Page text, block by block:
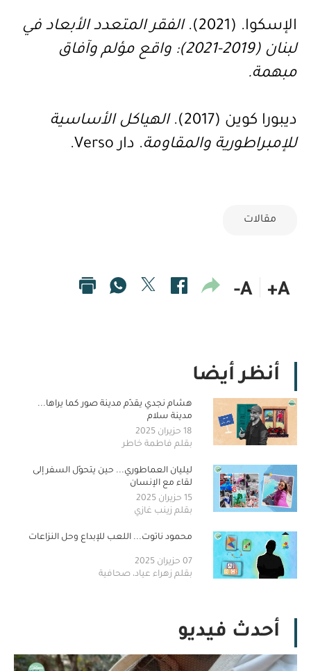
الإسكوا. (2021).
الفقر المتعدد الأبعاد في
لبنان (2019-2021): واقع مؤلم وآفاق
مبهمة.
ديبورا كوين (2017).
الهياكل الأساسية
للإمبراطورية والمقاومة. دارVerso
.
مقالات
A+
A-
أنظر أيضا
هشام نجدي يقدّم مدينة صور كما يراها...
مدينة سلام
18 حزيران 2025
بقلم فاطمة خاطر
ليليان العماطوري... حين يتحوّل السفر إلى
لقاء مع الإنسان
15 حزيران 2025
بقلم زينب غازي
محمود ناتوت... اللعب للإبداع وحل النزاعات
07 حزيران 2025
بقلم زهراء عياد، صحافية
أحدث فيديو